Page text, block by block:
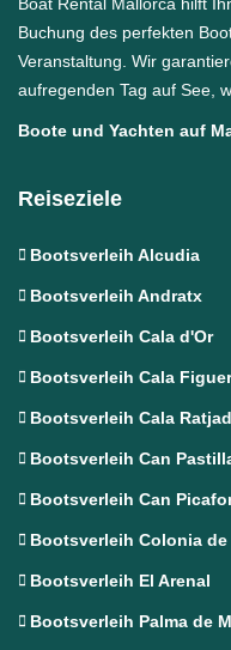
Buchung des perfekten
Veranstaltung. Wir
aufregenden Tag auf See,
Boote und Yachten auf
Reiseziele
Bootsverleih Alcudia
Bootsverleih Andratx
Bootsverleih Cala d'Or
Bootsverleih Cala
Bootsverleih Cala
Bootsverleih Can
Bootsverleih Can
Bootsverleih Colonia
Bootsverleih El Arenal
Bootsverleih Palma de